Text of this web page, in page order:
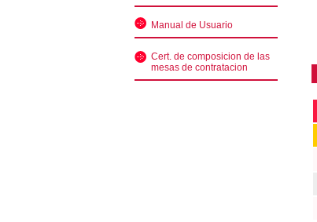
Manual de Usuario
Cert. de composicion de las
mesas de contratacion